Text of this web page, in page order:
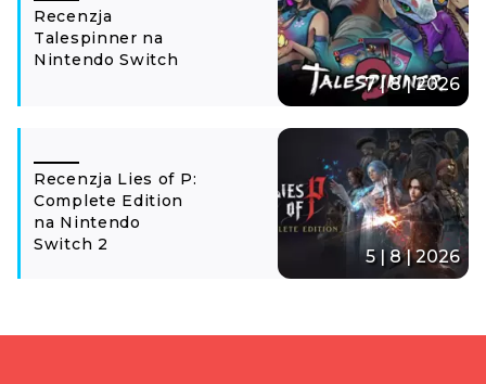
Recenzja
Talespinner na
Nintendo Switch
7 | 8 | 2026
Recenzja Lies of P:
Complete Edition
na Nintendo
Switch 2
5 | 8 | 2026